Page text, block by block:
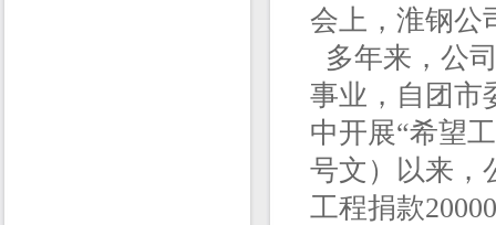
会上，淮钢公
多年来，公
事业，自团市
中开展“希望
号文）以来，
工程捐款